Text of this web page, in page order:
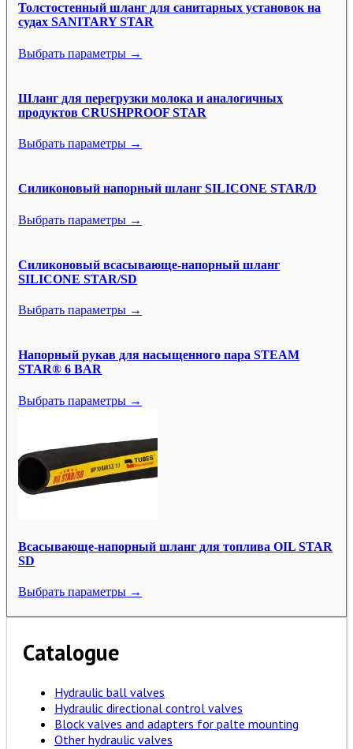
Толстостенный шланг для санитарных установок на
судах SANITARY STAR
Выбрать параметры →
Шланг для перегрузки молока и аналогичных
продуктов CRUSHPROOF STAR
Выбрать параметры →
Силиконовый напорный шланг SILICONE STAR/D
Выбрать параметры →
Силиконовый всасывающе-напорный шланг
SILICONE STAR/SD
Выбрать параметры →
Напорный рукав для насыщенного пара STEAM
STAR® 6 BAR
Выбрать параметры →
Всасывающе-напорный шланг для топлива OIL STAR
SD
Выбрать параметры →
Catalogue
Hydraulic ball valves
Hydraulic directional control valves
Block valves and adapters for palte mounting
Other hydraulic valves